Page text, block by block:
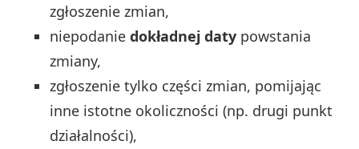
zgłoszenie zmian,
niepodaniedokładnej daty powstania
zmiany,
zgłoszenie tylko części zmian, pomijając
inne istotne okoliczności (np. drugi punkt
działalności),